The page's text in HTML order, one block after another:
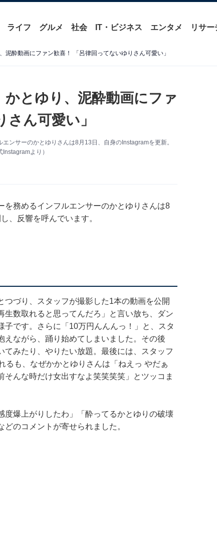
ライフ グルメ 社会 IT・ビジネス エンタメ リサー
泥酔動画にファン歓喜！ 「呂律回ってないゆりさん可愛い」
かとゆり、泥酔動画にファ
ん可愛い」
ンサーのかとゆりさんは8月13日、自身のInstagramを更新。
より）
務めるインフルエンサーのかとゆりさんは8
、反響を呼んでいます。
づり、スタッフが撮影した1本の動画を公開
生数取れると思ってんだろ」と言い放ち、ダン
です。さらに「10万円んんんっ！」と、スタ
ながら、踊り始めてしまいました。その後
みたり、やりたい放題。最後には、スタッフ
も、なぜかかとゆりさんは「ねえっ やだぁ
んな時だけ女出すなよ笑笑笑笑」とツッコま
爆上がりしたわ」「酔ってるかとゆりの破壊
のコメントが寄せられました。